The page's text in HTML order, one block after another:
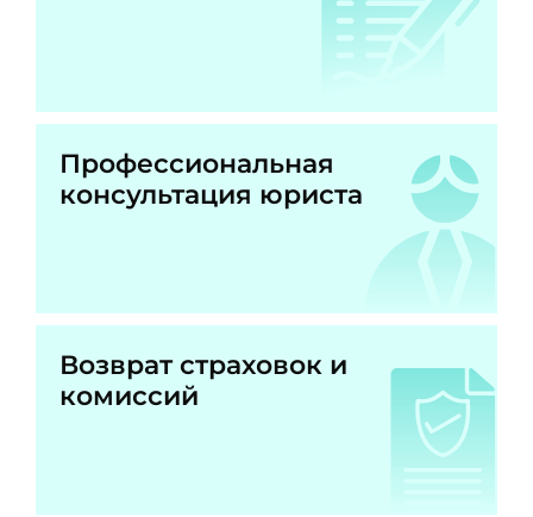
Профессиональная
консультация юриста
Возврат страховок и
комиссий